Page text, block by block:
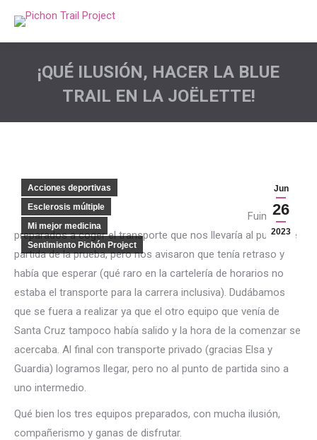
¡QUÉ ILUSIÓN, HACER LA BLUE
TRAIL EN LA JOËLETTE!
Jun
26
2023
Acciones deportivas
Esclerosis múltiple
Mi mejor medicina
Sentimiento Pichón Project
Fuimos
preparados a coger el transporte que nos llevaría al punto de
partida de la prueba, pero nos avisaron que tenía retraso y
había que esperar (qué raro en la cartelería de horarios no
estaba el transporte para la carrera inclusiva). Dudábamos
que se fuera a realizar ya que el otro equipo que venía de
Santa Cruz tampoco había salido y la hora de la comenzar se
acercaba. Al final con transporte privado (gracias Elsa y
Guardia) logramos llegar, pero no al punto de partida sino a
uno intermedio.
Qué bien los tres equipos preparados, con mucha ilusión,
compañerismo y ganas de disfrutar.